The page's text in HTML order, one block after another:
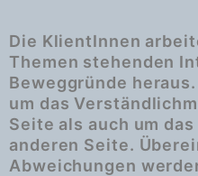
Die KlientInnen
Themen stehenden
Beweggründe
um das
Seite als auch um
anderen Seite.
Abweichungen